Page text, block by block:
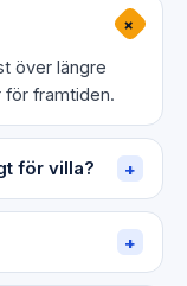
+
över längre
för framtiden.
för villa? +
+